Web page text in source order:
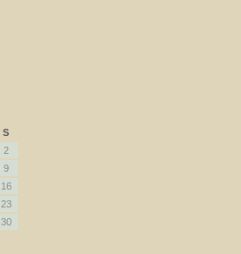
S
2
9
16
23
30